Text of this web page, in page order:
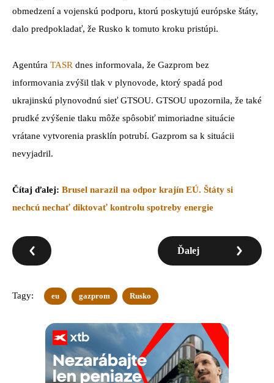
obmedzení a vojenskú podporu, ktorú poskytujú európske štáty,
dalo predpokladať, že Rusko k tomuto kroku pristúpi.
Agentúra TASR dnes informovala, že Gazprom bez
informovania zvýšil tlak v plynovode, ktorý spadá pod
ukrajinskú plynovodnú sieť GTSOU. GTSOU upozornila, že také
prudké zvýšenie tlaku môže spôsobiť mimoriadne situácie
vrátane vytvorenia prasklín potrubí. Gazprom sa k situácii
nevyjadril.
Čítaj ďalej: Brusel narazil na odpor krajín EÚ. Štáty si
nechcú nechať diktovať kontrolu spotreby energie
Ďalej
Tagy: eu gazprom Rusko